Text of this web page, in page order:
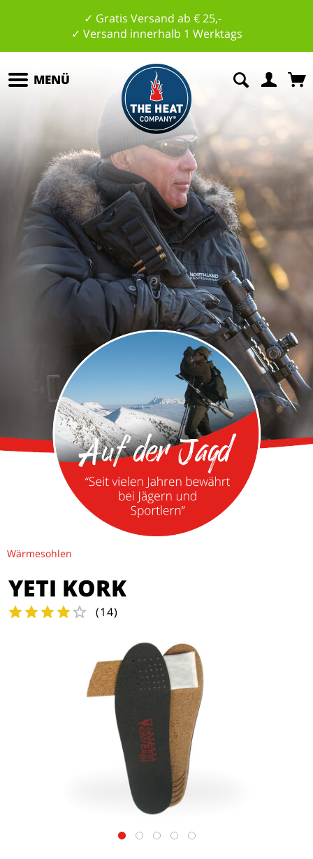
✓ Gratis Versand ab € 25,-
✓ Versand innerhalb 1 Werktags
MENÜ
Wärmesohlen
YETI KORK
(14)